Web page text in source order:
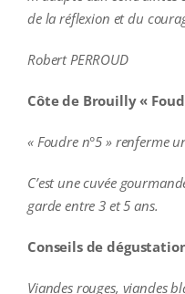
de la réflexion et du
Robert PERROUD
Côte de Brouilly «
« Foudre n°5 » renferme
C’est une cuvée
garde entre 3 et 5 ans.
Conseils de
Viandes rouges, viandes